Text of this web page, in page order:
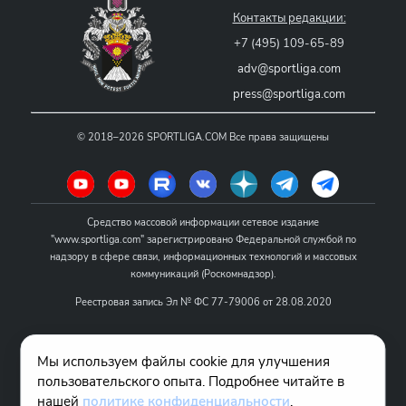
Контакты редакции:
+7 (495) 109-65-89
adv@sportliga.com
press@sportliga.com
© 2018–2026 SPORTLIGA.COM Все права защищены
Средство массовой информации сетевое издание
"www.sportliga.com" зарегистрировано Федеральной службой по
надзору в сфере связи, информационных технологий и массовых
коммуникаций (Роскомнадзор).
Реестровая запись Эл № ФС 77-79006 от 28.08.2020
Название - www.sportliga.com
Учредитель СМИ сетевого издания "www.sportliga.com": ИП Чамин
О.Н.
Мы используем файлы cookie для улучшения
пользовательского опыта. Подробнее читайте в
нашей политике конфиденциальности.